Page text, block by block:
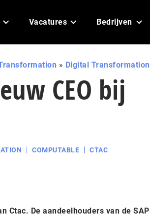
Vacatures Bedrijven
» Digital Transformation
CEO bij
COMPUTABLE CTAC
Ctac. De aandeelhouders van de